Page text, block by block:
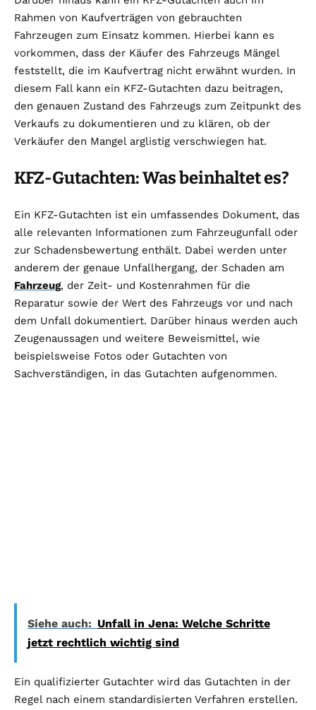
Rahmen von Kaufverträgen von gebrauchten
Fahrzeugen zum Einsatz kommen. Hierbei kann es
vorkommen, dass der Käufer des Fahrzeugs Mängel
feststellt, die im Kaufvertrag nicht erwähnt wurden. In
diesem Fall kann ein KFZ-Gutachten dazu beitragen,
den genauen Zustand des Fahrzeugs zum Zeitpunkt des
Verkaufs zu dokumentieren und zu klären, ob der
Verkäufer den Mangel arglistig verschwiegen hat.
KFZ-Gutachten: Was beinhaltet es?
Ein KFZ-Gutachten ist ein umfassendes Dokument, das
alle relevanten Informationen zum Fahrzeugunfall oder
zur Schadensbewertung enthält. Dabei werden unter
anderem der genaue Unfallhergang, der Schaden am
Fahrzeug, der Zeit- und Kostenrahmen für die
Reparatur sowie der Wert des Fahrzeugs vor und nach
dem Unfall dokumentiert. Darüber hinaus werden auch
Zeugenaussagen und weitere Beweismittel, wie
beispielsweise Fotos oder Gutachten von
Sachverständigen, in das Gutachten aufgenommen.
Siehe auch: Unfall in Jena: Welche Schritte
jetzt rechtlich wichtig sind
Ein qualifizierter Gutachter wird das Gutachten in der
Regel nach einem standardisierten Verfahren erstellen.